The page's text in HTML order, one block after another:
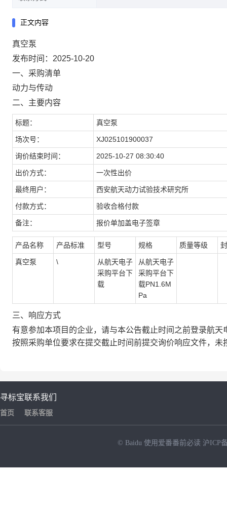
正文内容
真空泵
发布时间：2025-10-20
一、采购清单
动力与传动
二、主要内容
标题： 真空泵
场次号： XJ025101900037
询价结束时间： 2025-10-27 08:30:40
出价方式： 一次性出价
最终用户： 西安航天动力试验技术研究所
付款方式： 验收合格付款
备注： 报价单加盖电子签章
产品名称 产品标准 型号 规格 质量等级
真空泵 \
从航天电子
采购平台下
载
从航天电子
采购平台下
载PN1.6M
Pa
三、响应方式
有意参加本项目的企业，请与本公告截止时间之前登录航
按照采购单位要求在提交截止时间前提交询价响应文件，未
寻标宝
首页
联系我们
联系客服
© Baidu 使用爱番番前必读 沪ICP